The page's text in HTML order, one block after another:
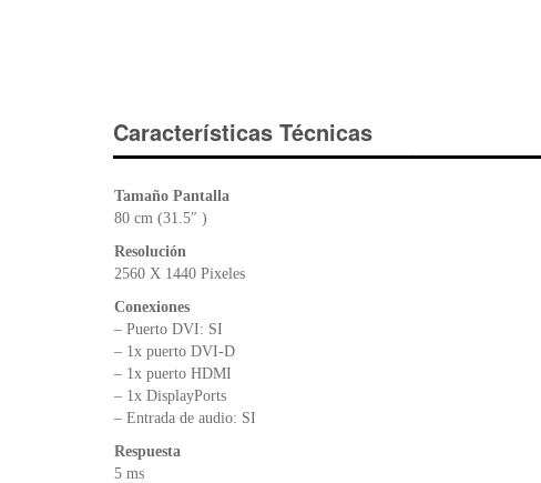
Características Técnicas
Tamaño Pantalla
80 cm (31.5″ )
Resolución
2560 X 1440 Pixeles
Conexiones
– Puerto DVI: SI
– 1x puerto DVI-D
– 1x puerto HDMI
– 1x DisplayPorts
– Entrada de audio: SI
Respuesta
5 ms